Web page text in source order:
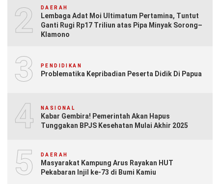
2 DAERAH
Lembaga Adat Moi Ultimatum Pertamina, Tuntut
Ganti Rugi Rp17 Triliun atas Pipa Minyak Sorong–
Klamono
3 PENDIDIKAN
Problematika Kepribadian Peserta Didik Di Papua
4 NASIONAL
Kabar Gembira! Pemerintah Akan Hapus
Tunggakan BPJS Kesehatan Mulai Akhir 2025
5 DAERAH
Masyarakat Kampung Arus Rayakan HUT
Pekabaran Injil ke-73 di Bumi Kamiu